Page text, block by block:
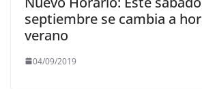
septiembre se cambia a
verano
04/09/2019